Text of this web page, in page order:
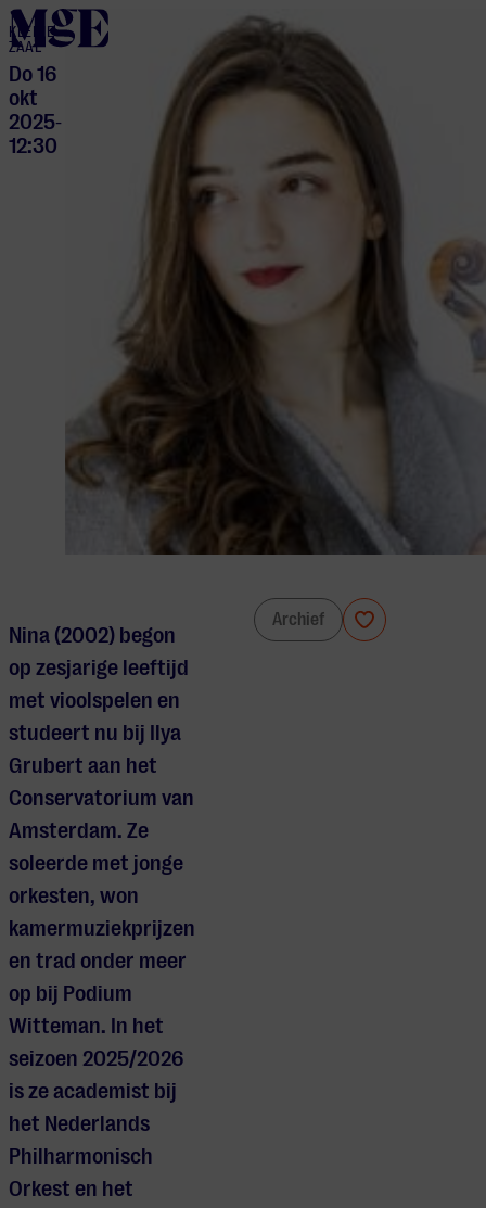
home
KLEINE
ZAAL
Do 16
okt
2025-
12:30
Archief
Nina (2002) begon
op zesjarige leeftijd
met vioolspelen en
studeert nu bij Ilya
Grubert aan het
Conservatorium van
Amsterdam. Ze
soleerde met jonge
orkesten, won
kamermuziekprijzen
en trad onder meer
op bij Podium
Witteman. In het
seizoen 2025/2026
is ze academist bij
het Nederlands
Philharmonisch
Orkest en het